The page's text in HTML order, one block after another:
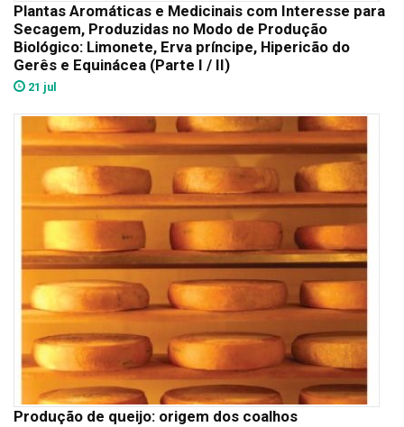
Plantas Aromáticas e Medicinais com Interesse para
Secagem, Produzidas no Modo de Produção
Biológico: Limonete, Erva príncipe, Hipericão do
Gerês e Equinácea (Parte I / II)
21 jul
Produção de queijo: origem dos coalhos